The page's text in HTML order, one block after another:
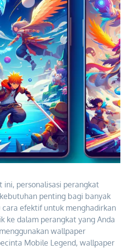
ini, personalisasi perangkat
penting bagi banyak
cara efektif untuk menghadirkan
ke dalam perangkat yang Anda
wallpaper
Mobile Legend, wallpaper